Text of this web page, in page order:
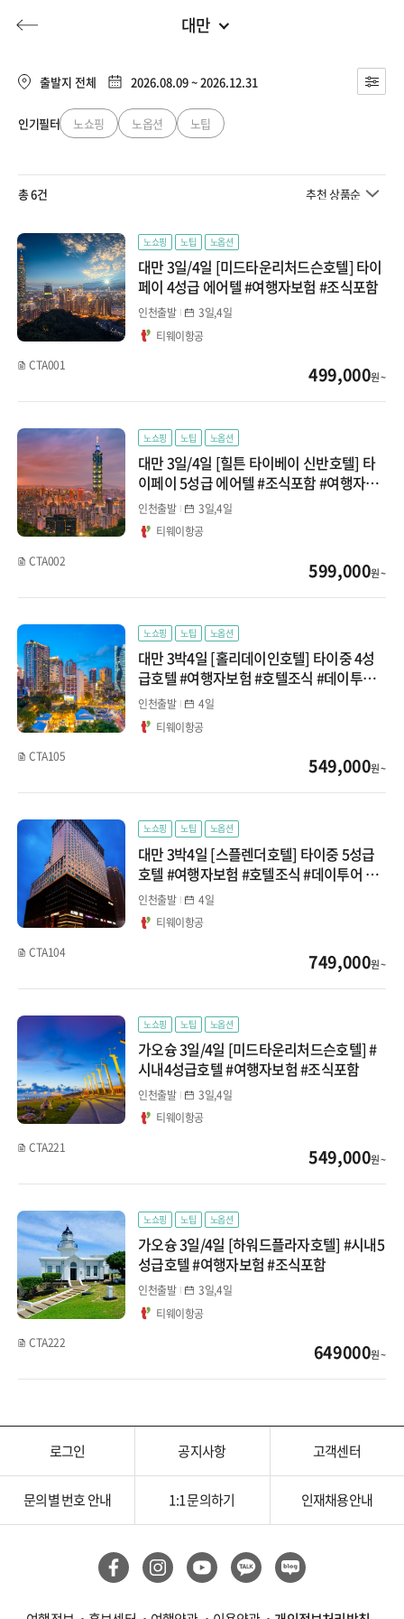
허니문 기획전/홈쇼핑 이벤트/혜택
투어플랜
허니문
대만
유럽
동남아
일본
대만/홍콩/마카오
몰디브
지방출발
마카오
타이중
가오슝
홍콩
출발지 전체 2026.08.09 ~ 2026.12.31
인기필터 노쇼핑 노옵션 노팁
총 6건 추천 상품순
노쇼핑 노팁 노옵션
대만 3일/4일 [미드타운리처드슨호텔] 타이
페이 4성급 에어텔 #여행자보험 #조식포함
인천출발
3일,4일
티웨이항공
CTA001
499,000원 ~
노쇼핑 노팁 노옵션
대만 3일/4일 [힐튼 타이베이 신반호텔] 타
이페이 5성급 에어텔 #조식포함 #여행자보
험
인천출발
3일,4일
티웨이항공
CTA002
599,000원 ~
노쇼핑 노팁 노옵션
대만 3박4일 [홀리데이인호텔] 타이중 4성
급호텔 #여행자보험 #호텔조식 #데이투어
신청가능
인천출발
4일
티웨이항공
CTA105
549,000원 ~
노쇼핑 노팁 노옵션
대만 3박4일 [스플렌더호텔] 타이중 5성급
호텔 #여행자보험 #호텔조식 #데이투어 신
청가능
인천출발
4일
티웨이항공
CTA104
749,000원 ~
노쇼핑 노팁 노옵션
가오슝 3일/4일 [미드타운리처드슨호텔] #
시내4성급호텔 #여행자보험 #조식포함
인천출발
3일,4일
티웨이항공
CTA221
549,000원 ~
노쇼핑 노팁 노옵션
가오슝 3일/4일 [하워드플라자호텔] #시내5
성급호텔 #여행자보험 #조식포함
인천출발
3일,4일
티웨이항공
CTA222
649000원 ~
로그인 공지사항 고객센터
문의별 번호 안내 1:1 문의하기 인재채용안내